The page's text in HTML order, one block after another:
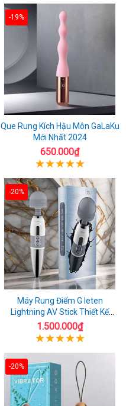
-19%
Que Rung Kích Hậu Môn GaLaKu
Mới Nhất 2024
650.000₫
-20%
Máy Rung Điểm G leten
Lightning AV Stick Thiết Kế
Thông Minh
1.500.000₫
-20%